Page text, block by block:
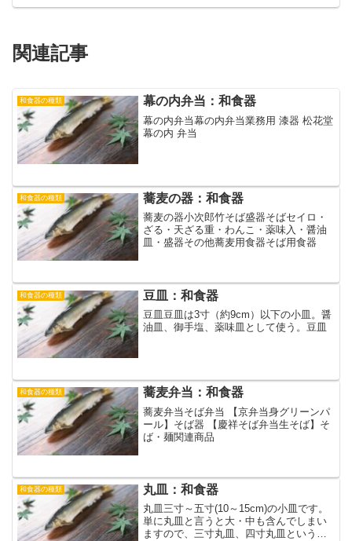
関連記事
和食器の種類 幕の内弁当：和食器
幕の内弁当幕の内弁当業務用 漆器 松花堂
幕の内 弁当
和食器の種類 蕎麦の器：和食器
蕎麦の器小次郎竹そば盛器そばセイロ・
ざる・天ざる重・わんこ・薬味入・醤油
皿・盛器その他蕎麦用食器そば用食器
和食器の種類 豆皿：和食器
豆皿豆皿は3寸（約9cm）以下の小皿。醤
油皿、御手塩、薬味皿として使う。豆皿
和食器の種類 蕎麦弁当：和食器
蕎麦弁当そば弁当 【京弁当身グリーンパ
ール】そば器 【慶祥そば弁当生そば】そ
ば・麺関連商品
和食器の種類 丸皿：和食器
丸皿三寸～五寸(10～15cm)の小皿です。
単に丸皿と言うと大・中も含んでしまい
ますので、三寸丸皿、四寸丸皿という感